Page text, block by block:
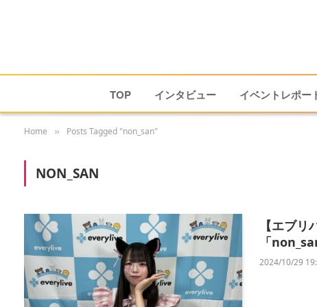
TOP インタビュー イベントレポー
Home » Posts Tagged "non_san"
NON_SAN
【エブ
「
2024/10/29